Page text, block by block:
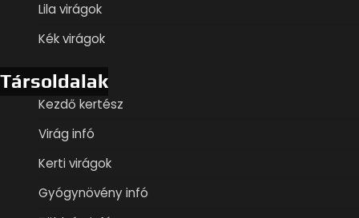
Lila virágok
Kék virágok
Társoldalak
Kezdő kertész
Virág infó
Kerti virágok
Gyógynövény infó